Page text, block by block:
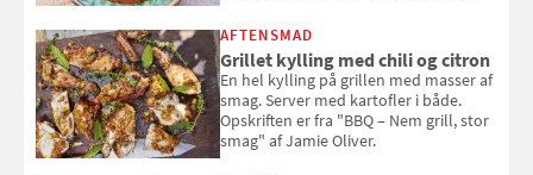
AFTENSMAD
Grillet kylling med chili og citron
En hel kylling på grillen med masser af
smag. Server med kartofler i både.
Opskriften er fra "BBQ – Nem grill, stor
smag" af Jamie Oliver.